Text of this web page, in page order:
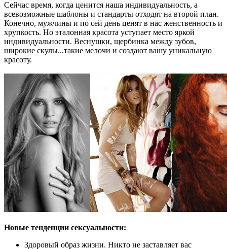
Сейчас время, когда ценится наша индивидуальность, а
всевозможные шаблоны и стандарты отходят на второй план.
Конечно, мужчины и по сей день ценят в нас женственность и
хрупкость. Но эталонная красота уступает место яркой
индивидуальности. Веснушки, щербинка между зубов,
широкие скулы...такие мелочи и создают вашу уникальную
красоту.
Новые тенденции сексуальности:
Здоровый образ жизни. Никто не заставляет вас